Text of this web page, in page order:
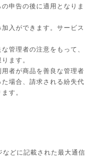
申告の後に適用となりま
入ができます。サービス
管理者の注意をもって、
ます。
者が商品を善良な管理者
場合、請求される紛失代
す。
どに記載された最大通信